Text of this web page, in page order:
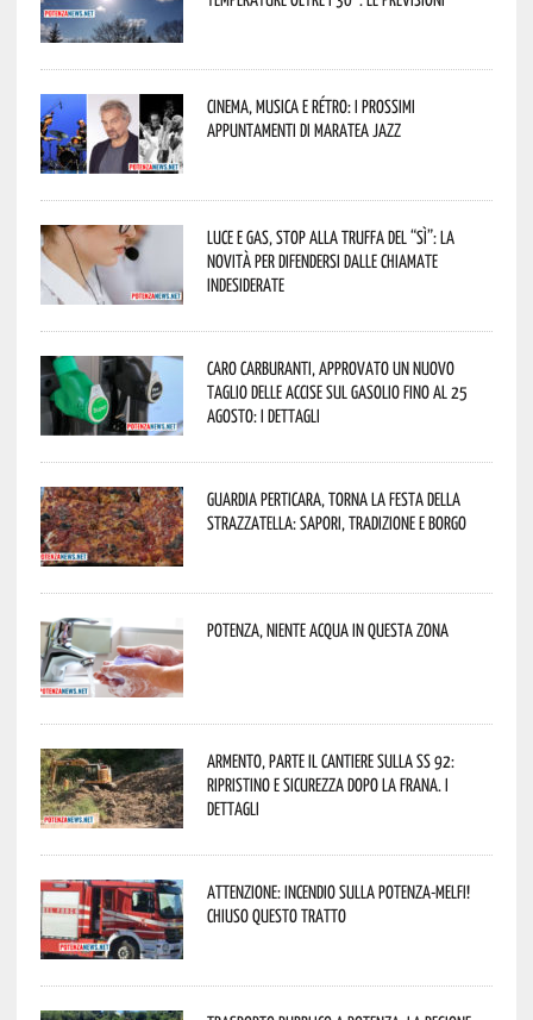
Cinema, musica e rétro: i prossimi
appuntamenti di Maratea Jazz
Luce e gas, stop alla truffa del “Sì”: la
novità per difendersi dalle chiamate
indesiderate
Caro carburanti, approvato un nuovo
taglio delle accise sul gasolio fino al 25
agosto: i dettagli
Guardia Perticara, torna la Festa della
Strazzatella: sapori, tradizione e borgo
Potenza, niente acqua in questa zona
Armento, parte il cantiere sulla SS 92:
ripristino e sicurezza dopo la frana. I
dettagli
Attenzione: incendio sulla Potenza-Melfi!
Chiuso questo tratto